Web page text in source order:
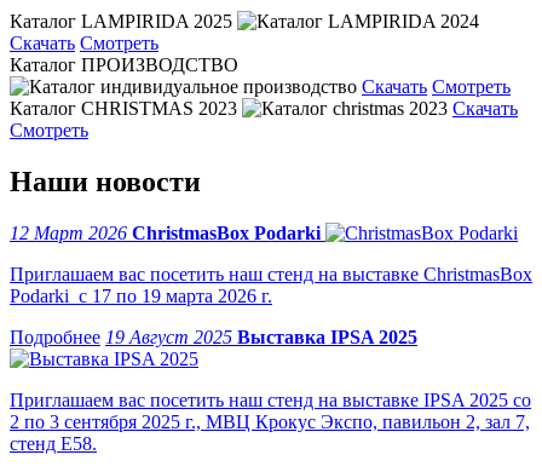
Каталог LAMPIRIDA 2025
Скачать Смотреть
Каталог ПРОИЗВОДСТВО
Скачать Смотреть
Каталог CHRISTMAS 2023
Скачать
Смотреть
Наши новости
12 Март 2026 ChristmasBox Podarki
Приглашаем вас посетить наш стенд на выставке ChristmasBox
Podarki с 17 по 19 марта 2026 г.
19 Август 2025 Выставка IPSA 2025
Приглашаем вас посетить наш стенд на выставке IPSA 2025 со
2 по 3 сентября 2025 г., МВЦ Крокус Экспо, павильон 2, зал 7,
стенд Е58.